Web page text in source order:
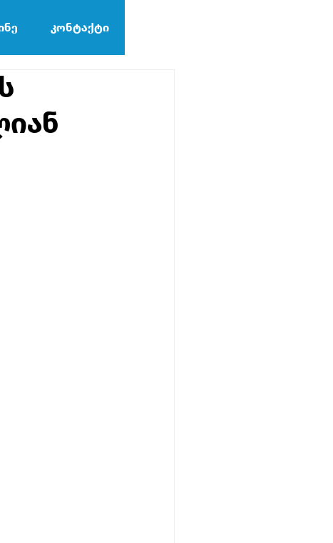
კონტაქტი